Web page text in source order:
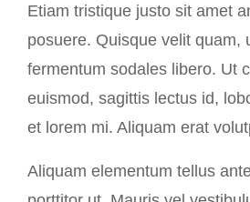
Etiam tristique justo sit amet
posuere. Quisque velit quam,
fermentum sodales libero. Ut
euismod, sagittis lectus id,
et lorem mi. Aliquam erat
Aliquam elementum tellus